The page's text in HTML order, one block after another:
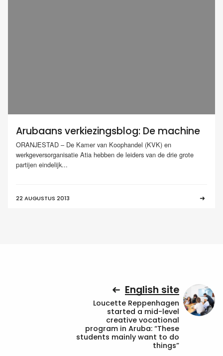
Arubaans verkiezingsblog: De machine
ORANJESTAD – De Kamer van Koophandel (KVK) en
werkgeversorganisatie Atia hebben de leiders van de drie grote
partijen eindelijk...
22 AUGUSTUS 2013
English site
Loucette Reppenhagen
started a mid-level
creative vocational
program in Aruba: “These
students mainly want to do
things”